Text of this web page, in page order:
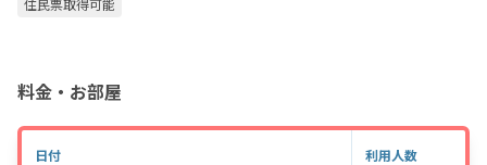
住民票取得可能
料金・お部屋
日付 利用人数